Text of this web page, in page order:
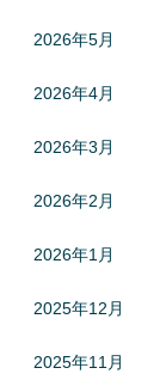
2026年5月
2026年4月
2026年3月
2026年2月
2026年1月
2025年12月
2025年11月